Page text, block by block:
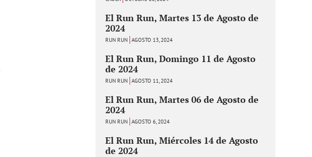
El Run Run, Martes 13 de Agosto de
2024
RUN RUN AGOSTO 13, 2024
El Run Run, Domingo 11 de Agosto
de 2024
RUN RUN AGOSTO 11, 2024
El Run Run, Martes 06 de Agosto de
2024
RUN RUN AGOSTO 6, 2024
El Run Run, Miércoles 14 de Agosto
de 2024